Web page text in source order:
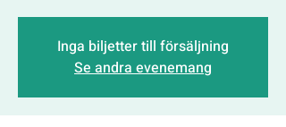
Inga biljetter till försäljning
Se andra evenemang